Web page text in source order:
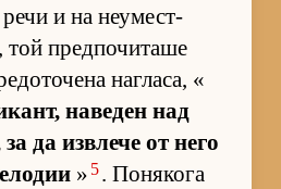
и на не­у­мес­т­
той пред­по­чи­таше
наг­ла­са, «
на­ве­ден над
да из­в­лече от него
» 5. По­ня­кога